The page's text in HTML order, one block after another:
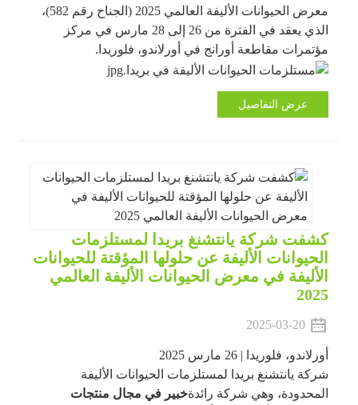
معرض الحيوانات الأليفة العالمي 2025 (الجناح رقم 582)،
الذي يعقد في الفترة من 26 إلى 28 مارس في مركز
مؤتمرات مقاطعة أورانج في أورلاندو، فلوريدا.
عرض التفاصيل
كشفت شركة يانتشنغ بريدا لمستلزمات
الحيوانات الأليفة عن حلولها المؤقتة للحيوانات
الأليفة في معرض الحيوانات الأليفة العالمي
2025
2025-03-20
أورلاندو، فلوريدا | 26 مارس 2025
شركة يانتشنغ بريدا لمستلزمات الحيوانات الأليفة
المحدودة، وهي شركة رائدةخبير في مجال منتجات